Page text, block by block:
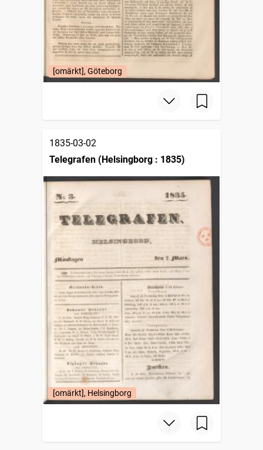
[omärkt], Göteborg
1835-03-02
Telegrafen (Helsingborg : 1835)
[omärkt], Helsingborg